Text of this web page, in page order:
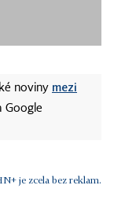
noviny mezi
Google
je zcela bez reklam.